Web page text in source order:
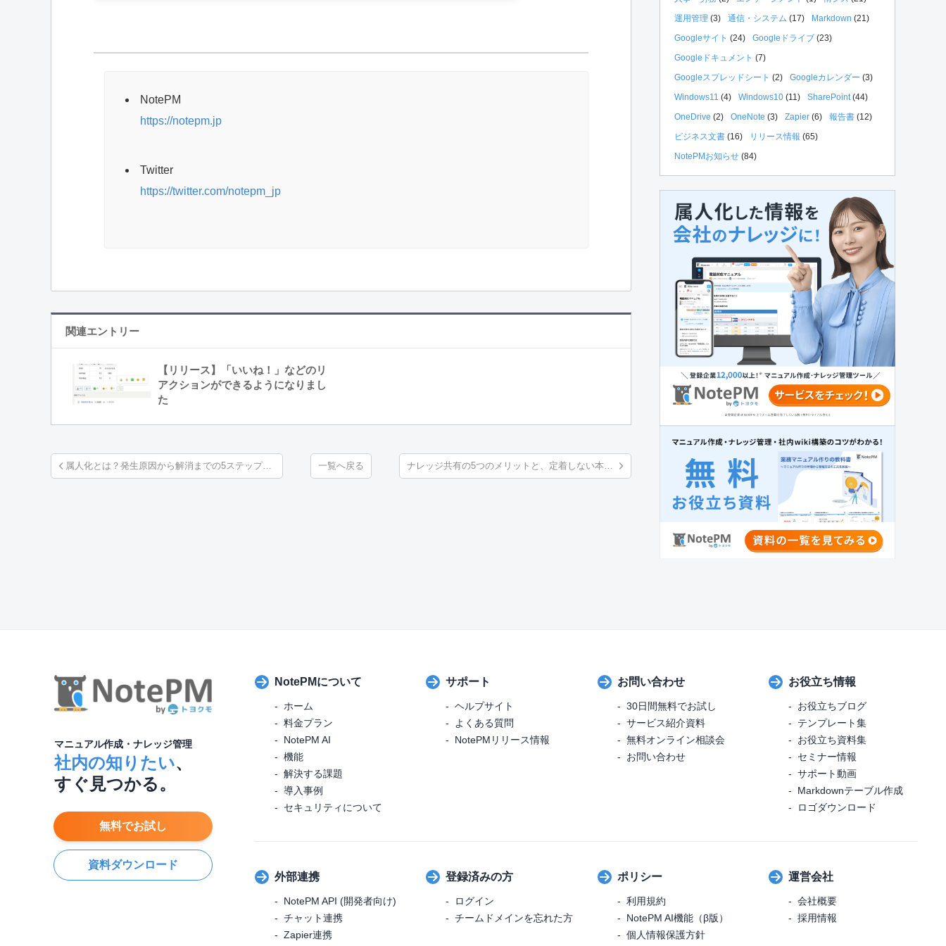
NotePM
https://notepm.jp
Twitter
https://twitter.com/notepm_jp
関連エントリー
【リリース】「いいね！」などのリ
アクションができるようになりまし
た
属人化とは？発生原因から解消までの5ステップをわかりやすく解説 ナレッジ共有の5つのメリットと、定着しない本当の原因・対策
一覧へ戻る
運用管理 (3) 通信・システム (17) Markdown (21)
Googleサイト (24) Googleドライブ (23)
Googleドキュメント (7)
Googleスプレッドシート (2) Googleカレンダー (3)
Windows11 (4) Windows10 (11) SharePoint(44)
OneDrive (2) OneNote (3) Zapier (6) 報告書 (12)
ビジネス文書 (16) リリース情報 (65)
NotePMお知らせ (84)
マニュアル作成・ナレッジ管理
社内の知りたい、
すぐ見つかる。
無料でお試し
資料ダウンロード
NotePMについて
ホーム
料金プラン
NotePM AI
機能
解決する課題
導入事例
セキュリティについて
サポート
ヘルプサイト
よくある質問
NotePMリリース情報
お問い合わせ
30日間無料でお試し
サービス紹介資料
無料オンライン相談会
お問い合わせ
お役立ち情報
お役立ちブログ
テンプレート集
お役立ち資料集
セミナー情報
サポート動画
Markdownテーブル作成
ロゴダウンロード
外部連携
NotePM API (開発者向け)
チャット連携
Zapier連携
登録済みの方
ログイン
チームドメインを忘れた方
ポリシー
利用規約
NotePM AI機能（β版）
個人情報保護方針
運営会社
会社概要
採用情報